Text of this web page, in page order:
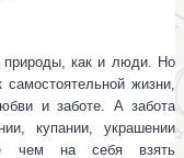
природы, как и люди. Но
жизни,
и заботе. А забота
купании, украшении
чем на себя взять